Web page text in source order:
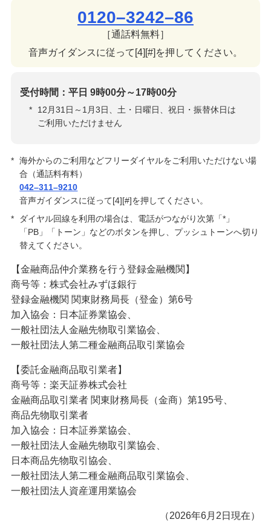
0120–3242–86
［通話料無料］
音声ガイダンスに従って[4][#]を押してください。
受付時間：平日 9時00分～17時00分
*
12月31日～1月3日、土・日曜日、祝日・振替休日は
ご利用いただけません
* 海外からのご利用などフリーダイヤルをご利用いただけない場
合（通話料有料）
042–311–9210
音声ガイダンスに従って[4][#]を押してください。
*
ダイヤル回線を利用の場合は、電話がつながり次第「*」
「PB」「トーン」などのボタンを押し、プッシュトーンへ切り
替えてください。
【金融商品仲介業務を行う登録金融機関】
商号等：株式会社みずほ銀行
登録金融機関 関東財務局長（登金）第6号
加入協会：日本証券業協会、
一般社団法人金融先物取引業協会、
一般社団法人第二種金融商品取引業協会
【委託金融商品取引業者】
商号等：楽天証券株式会社
金融商品取引業者 関東財務局長（金商）第195号、
商品先物取引業者
加入協会：日本証券業協会、
一般社団法人金融先物取引業協会、
日本商品先物取引協会、
一般社団法人第二種金融商品取引業協会、
一般社団法人資産運用業協会
（2026年6月2日現在）